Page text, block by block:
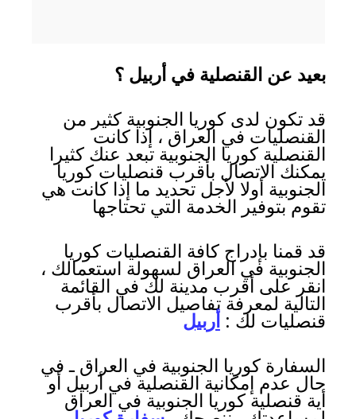
بعيد عن القنصلية في أربيل ؟
قد تكون لدى كوريا الجنوبية كثير من
القنصليات في العراق ، إذا كانت
القنصلية كوريا الجنوبية تبعد عنك كثيرا
يمكنك الاتصال بأقرب قنصليات كوريا
الجنوبية أولا لأجل تحديد ما إذا كانت هي
تقوم بتوفير الخدمة التي تحتاجها
قد قمنا بإدراج كافة القنصليات كوريا
الجنوبية في العراق لسهولة استعمالك ،
انقر على أقرب مدينة لك في القائمة
التالية لمعرفة تفاصيل الاتصال بأقرب
قنصليات لك : أربيل
السفارة كوريا الجنوبية في العراق ـ في
حال عدم إمكانية القنصلية في أربيل أو
أية قنصلية كوريا الجنوبية في العراق